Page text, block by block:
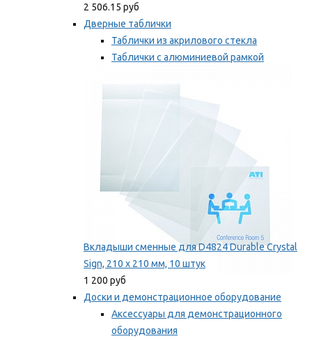
2 506.15 руб
Дверные таблички
Таблички из акрилового стекла
Таблички с алюминиевой рамкой
Вкладыши сменные для D4824 Durable Crystal
Sign, 210 x 210 мм, 10 штук
1 200 руб
Доски и демонстрационное оборудование
Аксессуары для демонстрационного
оборудования